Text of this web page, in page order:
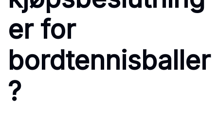
er for
bordtennisballer
?